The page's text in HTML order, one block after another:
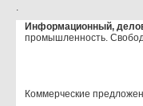
.
Информационный,
промышленность.
Коммерческие